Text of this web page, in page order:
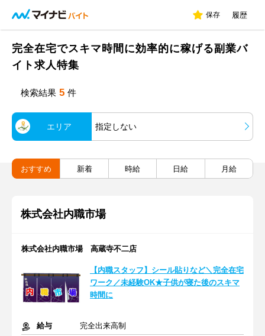
保存 履歴
完全在宅でスキマ時間に効率的に稼げる副業バ
イト求人特集
検索結果 5 件
エリア 指定しない
おすすめ 新着 時給 日給 月給
株式会社内職市場
株式会社内職市場 高蔵寺不二店
【内職スタッフ】シール貼りなど＼完全在宅
ワーク／未経験OK★子供が寝た後のスキマ
時間に
給与
完全出来高制